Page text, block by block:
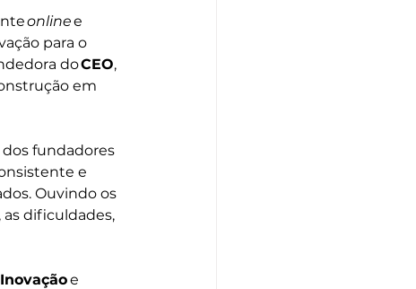
online e
para o
do CEO,
em
fundadores
e
Ouvindo os
dificuldades,
Inovação e